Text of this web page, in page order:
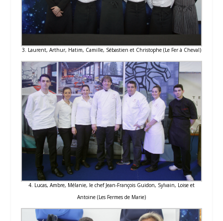
3. Laurent, Arthur, Hatim, Camille, Sébastien et Christophe (Le Fer à Cheval)
4. Lucas, Ambre, Mélanie, le chef Jean-François Guidon, Sylvain, Loise et
Antoine (Les Fermes de Marie)